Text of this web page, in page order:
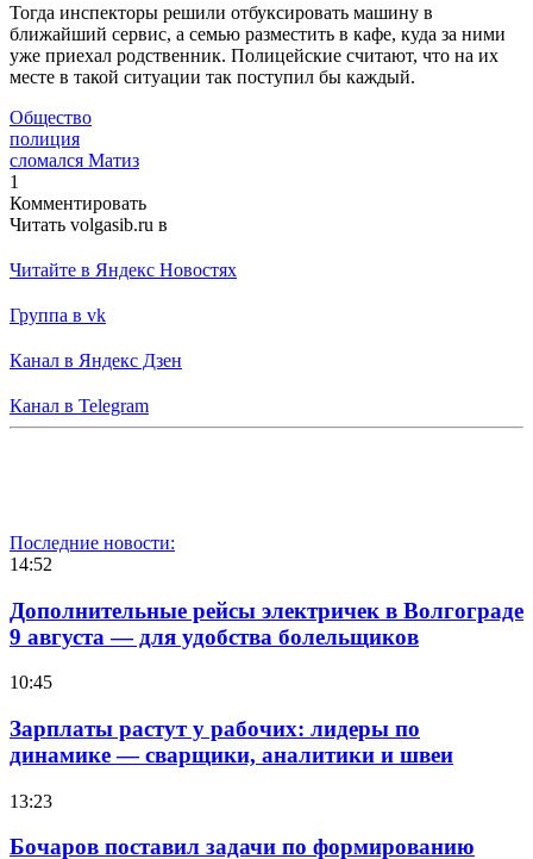
Тогда инспекторы решили отбуксировать машину в
ближайший сервис, а семью разместить в кафе, куда за ними
уже приехал родственник. Полицейские считают, что на их
месте в такой ситуации так поступил бы каждый.
Общество
полиция
сломался Матиз
1
Комментировать
Читать volgasib.ru в
Читайте в Яндекс Новостях
Группа в vk
Канал в Яндекс Дзен
Канал в Telegram
Последние новости:
14:52
Дополнительные рейсы электричек в Волгограде
9 августа — для удобства болельщиков
10:45
Зарплаты растут у рабочих: лидеры по
динамике — сварщики, аналитики и швеи
13:23
Бочаров поставил задачи по формированию